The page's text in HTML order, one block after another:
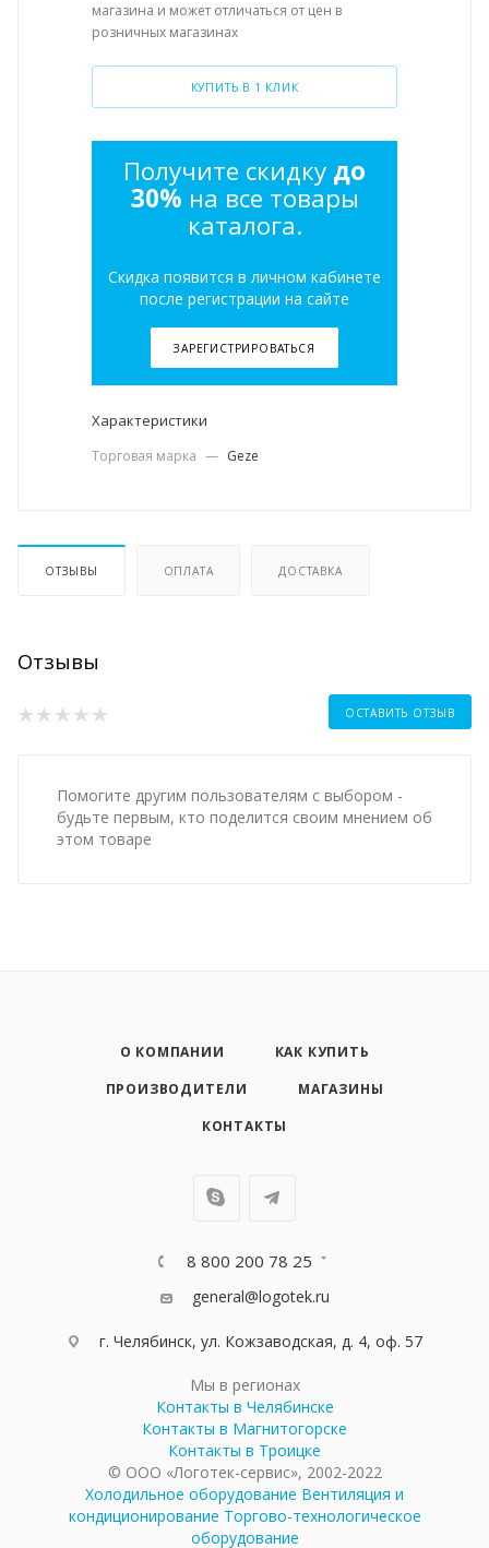
магазина и может отличаться от цен в
розничных магазинах
КУПИТЬ В 1 КЛИК
Получите скидку до
30% на все товары
каталога.
Скидка появится в личном кабинете
после регистрации на сайте
ЗАРЕГИСТРИРОВАТЬСЯ
Характеристики
Торговая марка — Geze
ОТЗЫВЫ ОПЛАТА ДОСТАВКА
Отзывы
ОСТАВИТЬ ОТЗЫВ
Помогите другим пользователям с выбором -
будьте первым, кто поделится своим мнением об
этом товаре
О КОМПАНИИ
КАК КУПИТЬ
ПРОИЗВОДИТЕЛИ
МАГАЗИНЫ
КОНТАКТЫ
8 800 200 78 25
general@logotek.ru
г. Челябинск, ул. Кожзаводская, д. 4, оф. 57
Мы в регионах
Контакты в Челябинске
Контакты в Магнитогорске
Контакты в Троицке
© ООО «Логотек-сервис», 2002-2022
Холодильное оборудование Вентиляция и
кондиционирование Торгово-технологическое
оборудование